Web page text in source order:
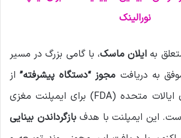
نورالینک
به ایلان ماسک، با گامی بزرگ در مسیر
به دریافت مجوز “دستگاه پیشرفته”از
سازمان غذا و داروی ایالات متحده (FDA) برای ایمپلنت مغزی
این ایمپلنت با هدفبازگرداندن بینایی